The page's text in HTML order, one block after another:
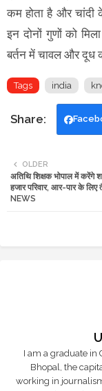
कम होता है और चांदी
इन दोनों गुणों को
बर्तन में चावल और दूध
Tags india
OLDER
अतिथि शिक्षक भोपाल में करेंगे
हजार परिवार, आर-पार के लिए
NEWS
I am a graduate in
Bhopal, the
working in